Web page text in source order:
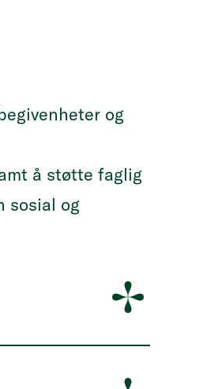
og
å støtte faglig
sosial og